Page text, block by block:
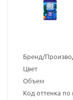
Бренд/
Цвет
Объем
Код оттенка